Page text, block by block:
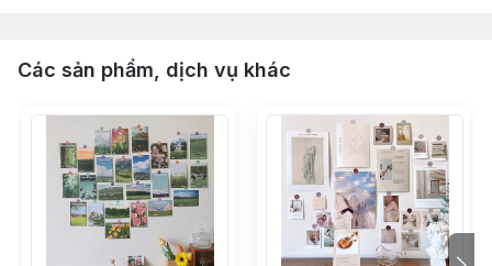
Các sản phẩm, dịch vụ khác